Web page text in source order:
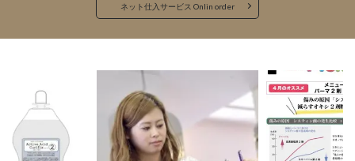
ネット仕入サービス Onlin order